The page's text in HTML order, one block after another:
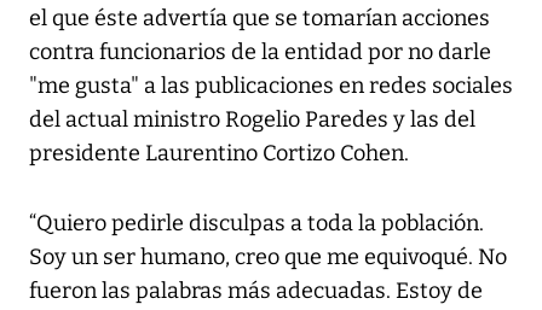
el que éste advertía que se tomarían acciones
contra funcionarios de la entidad por no darle
"me gusta" a las publicaciones en redes sociales
del actual ministro Rogelio Paredes y las del
presidente Laurentino Cortizo Cohen.
“Quiero pedirle disculpas a toda la población.
Soy un ser humano, creo que me equivoqué. No
fueron las palabras más adecuadas. Estoy de